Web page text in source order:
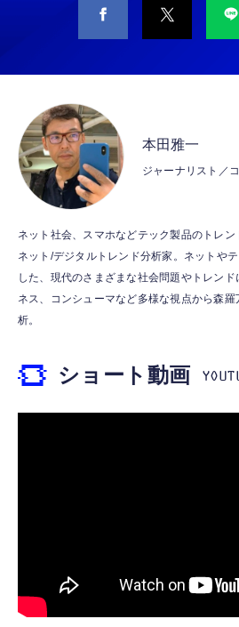
タイプc 寝ホンイヤホ
睡眠用イヤホン 【音
￥2,199
MFi認証 【ハイレゾ音
し 48ビット/96KHz 音
【HIFI音質】iphone
トニング イヤホン 変
DAC 遅延なし 音量調
￥999
軽量2.8g ASMR推薦
Bluetooth6.1 柔軟性
￥2,682
M10SR AIペット（コ
ト）
ット）
￥53,900
霊界コミュニケーシ
WARASHI ばけたん
￥5,400
感情成長型 AI搭載 ペ
ケーションロボット
本田雅一
ジャーナリスト／
ネット社会、スマホなどテック製品のトレ
ネット/デジタルトレンド分析家。ネットや
した、現代のさまざまな社会問題やトレン
ネス、コンシューマなど多様な視点から森
析。
ショート動画